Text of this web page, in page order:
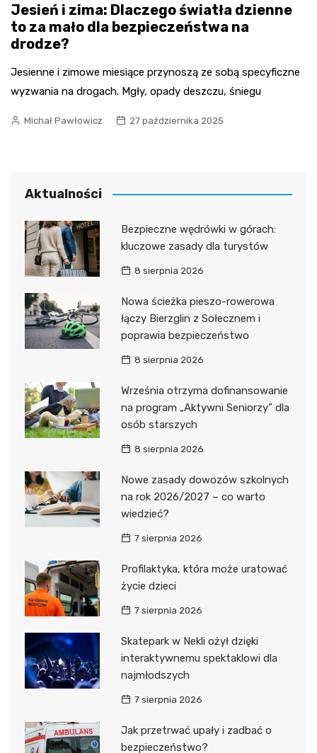
Jesień i zima: Dlaczego światła dzienne
to za mało dla bezpieczeństwa na
drodze?
Jesienne i zimowe miesiące przynoszą ze sobą specyficzne
wyzwania na drogach. Mgły, opady deszczu, śniegu
Michał Pawłowicz 27 października 2025
Aktualności
Bezpieczne wędrówki w górach:
kluczowe zasady dla turystów
8 sierpnia 2026
Nowa ścieżka pieszo-rowerowa
łączy Bierzglin z Sołecznem i
poprawia bezpieczeństwo
8 sierpnia 2026
Września otrzyma dofinansowanie
na program „Aktywni Seniorzy” dla
osób starszych
8 sierpnia 2026
Nowe zasady dowozów szkolnych
na rok 2026/2027 – co warto
wiedzieć?
7 sierpnia 2026
Profilaktyka, która może uratować
życie dzieci
7 sierpnia 2026
Skatepark w Nekli ożył dzięki
interaktywnemu spektaklowi dla
najmłodszych
7 sierpnia 2026
Jak przetrwać upały i zadbać o
bezpieczeństwo?